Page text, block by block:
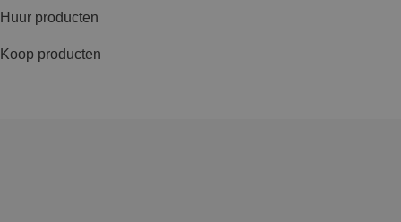
Huur producten
Koop producten